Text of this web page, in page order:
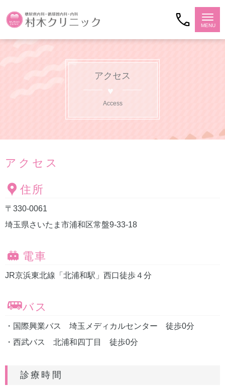
アクセス
Access
アクセス
住所
〒330-0061
埼玉県さいたま市浦和区常盤9-33-18
電車
JR京浜東北線「北浦和駅」西口徒歩４分
バス
・国際興業バス 埼玉メディカルセンター 徒歩0分
・西武バス 北浦和四丁目 徒歩0分
診療時間